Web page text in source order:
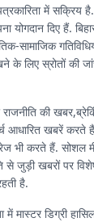
में सक्रिय
दिए हैं.
सामाजिक
के लिए स्रोतों की
राजनीति की
आधारित खबरें
भी करते हैं. सोशल
से जुड़ी खबरों पर
है.
में मास्टर डिग्री